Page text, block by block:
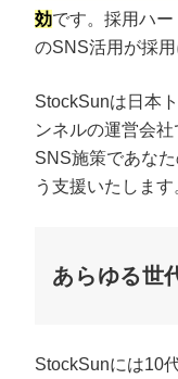
効です。採用ハ
のSNS活用が採用
StockSunは日本
ンネルの運営会
SNS施策であな
う支援いたします
あらゆる世
StockSunには10